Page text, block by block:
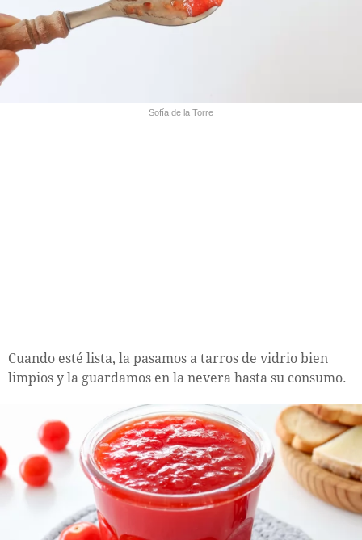
Sofía de la Torre
Cuando esté lista, la pasamos a tarros de vidrio bien
limpios y la guardamos en la nevera hasta su consumo.